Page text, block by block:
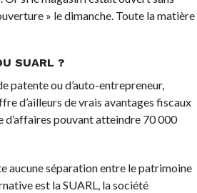
» le dimanche. Toute la matière
SUARL ?
patente ou d’auto-entrepreneur,
d’ailleurs de vrais avantages fiscaux
d’affaires pouvant atteindre 70 000
aucune séparation entre le patrimoine
est la SUARL, la société